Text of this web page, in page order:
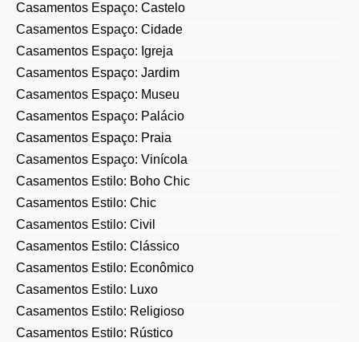
Casamentos Espaço: Castelo
Casamentos Espaço: Cidade
Casamentos Espaço: Igreja
Casamentos Espaço: Jardim
Casamentos Espaço: Museu
Casamentos Espaço: Palácio
Casamentos Espaço: Praia
Casamentos Espaço: Vinícola
Casamentos Estilo: Boho Chic
Casamentos Estilo: Chic
Casamentos Estilo: Civil
Casamentos Estilo: Clássico
Casamentos Estilo: Econômico
Casamentos Estilo: Luxo
Casamentos Estilo: Religioso
Casamentos Estilo: Rústico